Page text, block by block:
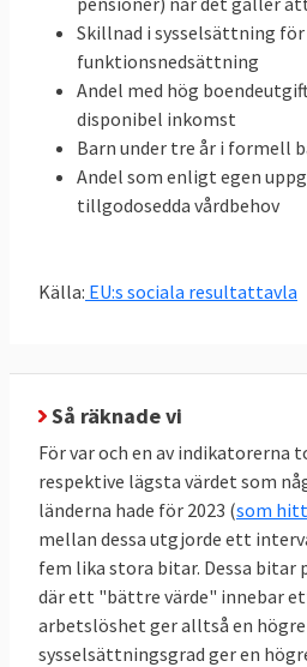
Skillnad i sysselsättning
funktionsnedsättning
Andel med hög
disponibel inkomst
Barn under tre år i formell
Andel som enligt egen
tillgodosedda vårdbehov
Källa: EU:s sociala resultattavla
Så räknade vi
För var och en av indikatorerna
respektive lägsta värdet som
länderna hade för 2023 (som
mellan dessa utgjorde ett
fem lika stora bitar. Dessa bitar
där ett "bättre värde" innebar
arbetslöshet ger alltså en
sysselsättningsgrad ger en